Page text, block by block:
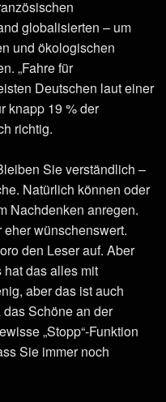
globalisierten – um
und ökologischen
„Fahre für
Deutschen laut einer
knapp 19 % der
richtig.
Sie verständlich –
Natürlich können oder
Nachdenken anregen.
wünschenswert.
den Leser auf. Aber
hat das alles mit
aber das ist auch
Schöne an der
„Stopp“-Funktion
Sie immer noch